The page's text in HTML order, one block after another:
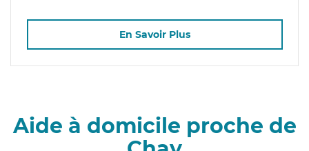
En Savoir Plus
Aide à domicile proche de